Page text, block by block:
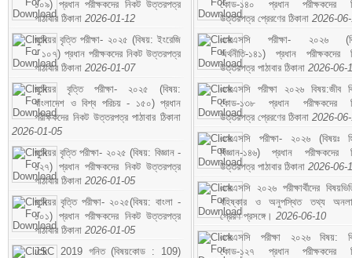
১০৯) প্রধান পরীক্ষকদের নিকট উত্তরপত্র
পাঠাবার ঠিকানা 2026-01-12
জুনিয়র বৃত্তি পরীক্ষা- ২০২৫ (বিষয়: ইংরেজি
- ১০৭) প্রধান পরীক্ষকদের নিকট উত্তরপত্র
পাঠাবার ঠিকানা 2026-01-07
জুনিয়র বৃত্তি পরীক্ষা- ২০২৫ (বিষয়:
বাংলাদেশ ও বিশ্ব পরিচয় - ১৫০) প্রধান
পরীক্ষকদের নিকট উত্তরপত্র পাঠাবার ঠিকানা
2026-01-05
জুনিয়র বৃত্তি পরীক্ষা- ২০২৫ (বিষয়: বিজ্ঞান -
১২৭) প্রধান পরীক্ষকদের নিকট উত্তরপত্র
পাঠাবার ঠিকানা 2026-01-05
জুনিয়র বৃত্তি পরীক্ষা- ২০২৫(বিষয়: বাংলা -
১০১) প্রধান পরীক্ষকদের নিকট উত্তরপত্র
পাঠাবার ঠিকানা 2026-01-05
JSC 2019 গনিত (বিষয়কোড : 109)
কোড-১৪০ প্রধান পরীক্ষকদের
উত্তরপত্র প্রেরণের ঠিকানা 2026-
এসএসসি পরীক্ষা- ২০২৬
অর্থনীতি-১৪১) প্রধান পরীক্ষকদের
উত্তরপত্র পাঠাবার ঠিকানা 2026-06-
এসএসসি পরীক্ষা ২০২৬ বিষয়:জীব
কোড-১৩৮ প্রধান পরীক্ষকদের
উত্তরপত্র প্রেরণের ঠিকানা 2026-
এসএসসি পরীক্ষা- ২০২৬ (বিষয়ঃ
বিজ্ঞান-১৪৬) প্রধান পরীক্ষকদের
উত্তরপত্র পাঠাবার ঠিকানা 2026-06-
এসএসসি ২০২৬ পরীক্ষার্থীদের
বহিষ্কার ও অনুপস্থিত তথ্য
প্রেরণ প্রসঙ্গে। 2026-06-10
এসএসসি পরীক্ষা ২০২৬ বিষয়:
কোড-১২৭ প্রধান পরীক্ষকদের